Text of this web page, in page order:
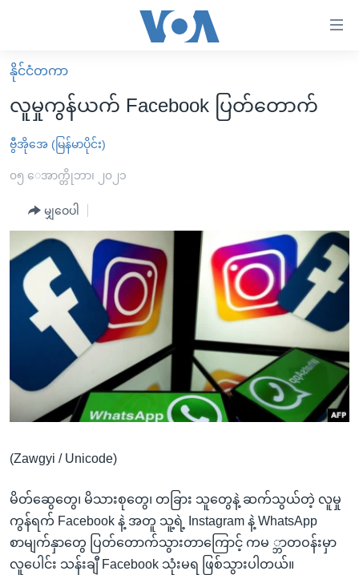
လွယ်ကူ
စေ
Link
များ
အကြောင်းအရာ
သို့
ကျော်
ကြည့်
ညွန်း
စာမျက်နှာ
ရန်
ရှာဖွေ
မူလစာမျက်နှာ
မြန်မာ
ကမ္ဘာ့သတင်းများ
နိုင်ငံတကာ
တရုတ်
အစ္စရေး-ပါလက်စတိုင်း
ဗွီဒီယို
ရပ်ဝန်းတခု လမ်းတခု အလွန်
အင်္ဂလိပ်စာလေ့လာမယ်
အမေရိကန်သုံးအီဒီယံ
မကြေးမုံရဲ့ အင်္ဂလိပ်စာ
ရုပ်ရှင်ထဲက အင်္ဂလိပ်စာ
သုတပဒေသာ အင်္ဂလိပ်စာ
အပတ်စဉ်ကဏ္ဍများ
ရေဒီယို
ရေဒီယိုနှင့်ရုပ်သံ အချက်အလက်များ
ရေဒီယို/တီဗွီအစီအစဉ်
Learning English
ဘာသာစကားများ
နိုင်ငံတကာ
လူမှုကွန်ယက် Facebook ပြတ်တောက်
ဗွီအိုအေ (မြန်မာပိုင်း)
၀၅ ေအာက္တိုဘာ၊ ၂၀၂၁
မျှဝေပါ
(Zawgyi / Unicode)
မိတ်ဆွေတွေ၊ မိသားစုတွေ၊ တခြား သူတွေနဲ့ ဆက်သွယ်တဲ့ လူမှု
ကွန်ရက် Facebook နဲ့ အတူ သူ့ရဲ့ Instagram နဲ့ WhatsApp
စာမျက်နှာတွေ ပြတ်တောက်သွားတာကြောင့် ကမ ္ဘာတဝန်းမှာ
လူပေါင်း သန်းချီ Facebook သုံးမရ ဖြစ်သွားပါတယ်။